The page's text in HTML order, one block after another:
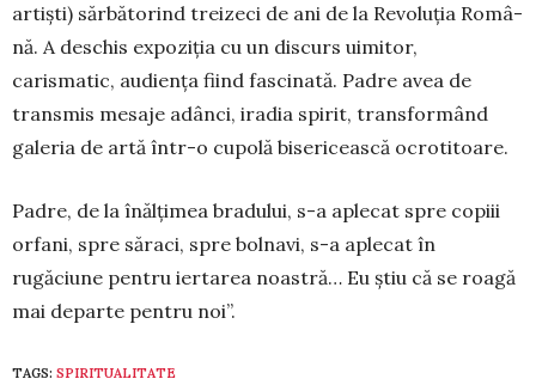
artiști) sărbătorind treizeci de ani de la Revoluția Româ­
nă. A des­chis expoziția cu un discurs uimi­tor,
carismatic, audiența fiind fascinată. Pa­dre avea de
transmis mesaje adânci, iradia spirit, trans­for­mând
galeria de artă într-o cu­polă bisericească ocro­ti­toare.
Padre, de la înălțimea bra­du­lui, s-a aplecat spre copiii
orfani, spre săraci, spre bol­navi, s-a aplecat în
rugăciune pen­tru ier­tarea noastră… Eu știu că se roagă
mai departe pentru noi”.
TAGS: SPIRITUALITATE